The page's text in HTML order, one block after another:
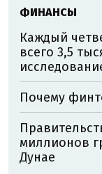
ФИНАНСЫ
Каждый
всего 3,5
Почему
миллионов
Дунае